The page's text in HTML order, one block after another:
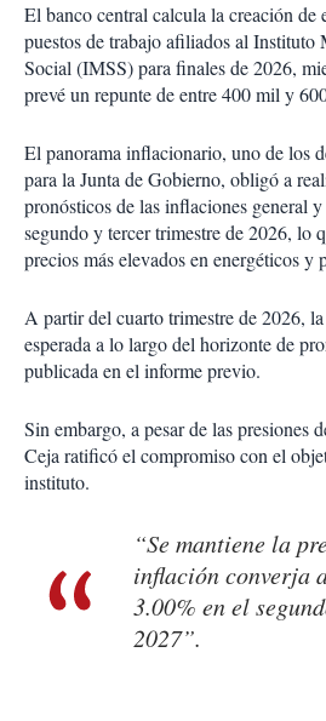
El banco central calcula la creación
puestos de trabajo afiliados al Instituto
Social (IMSS) para finales de 2026,
prevé un repunte de entre 400 mil y
El panorama inflacionario, uno de los
para la Junta de Gobierno, obligó a
pronósticos de las inflaciones general
segundo y tercer trimestre de 2026, lo
precios más elevados en energéticos y
A partir del cuarto trimestre de 2026,
esperada a lo largo del horizonte de
publicada en el informe previo.
Sin embargo, a pesar de las presiones
Ceja ratificó el compromiso con el
instituto.
“Se mantiene la
inflación converja
3.00% en el
2027”.